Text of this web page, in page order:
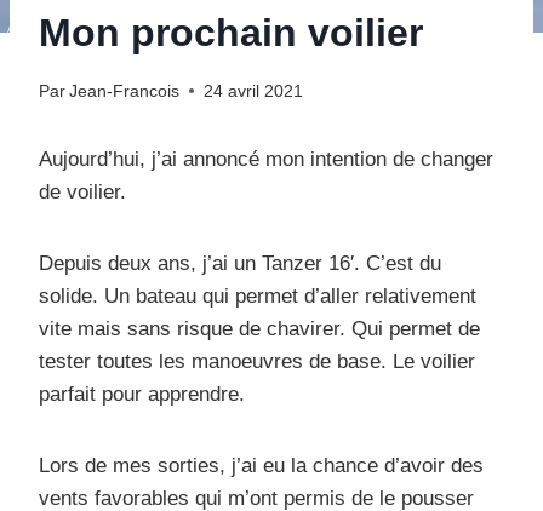
Mon prochain voilier
Par Jean-Francois 24 avril 2021
Aujourd’hui, j’ai annoncé mon intention de changer
de voilier.
Depuis deux ans, j’ai un Tanzer 16′. C’est du
solide. Un bateau qui permet d’aller relativement
vite mais sans risque de chavirer. Qui permet de
tester toutes les manoeuvres de base. Le voilier
parfait pour apprendre.
Lors de mes sorties, j’ai eu la chance d’avoir des
vents favorables qui m’ont permis de le pousser